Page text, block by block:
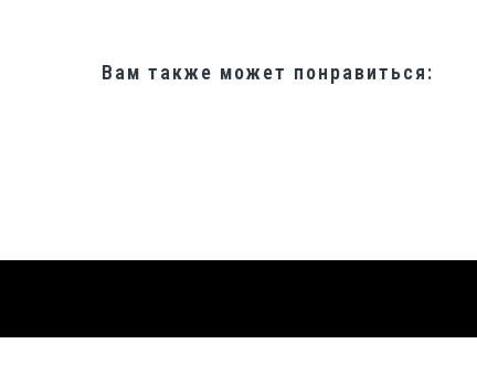
Вам также может понравиться: